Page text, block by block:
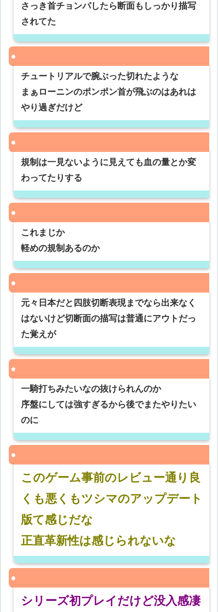
さっき首チョンパしたら断面もしっかり描写
されてた
チュートリアルで腕ぶった切れたような
まぁローニンのポンポン首が飛ぶのはあれは
やり過ぎだけど
規制は一見ないように見えても血の量とか変
わってたりする
これまじか
軽めの規制あるのか
元々日本だと四肢切断表現までなら出来なく
はないけど切断面の描写は普通にアウトだっ
た覚えが
一騎打ちみたいなの抜けられんのか
序盤にしては強すぎるから後でまたやりたい
のに
このゲーム事前のレビュー通り良
くも悪くもツシマのアップデート
版て感じだな
正直革新性は感じられないな
シリーズ初プレイだけど没入感凄